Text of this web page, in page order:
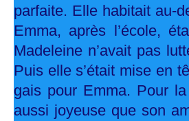
parfaite. Elle habitait au-
Emma, après l’école,
Madeleine n’avait pas
Puis elle s’était mise en
gais pour Emma. Pour
aussi joyeuse que son